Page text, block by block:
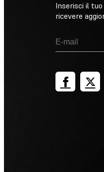
Inserisci il
ricevere